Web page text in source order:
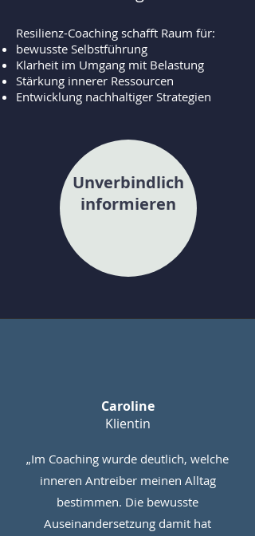
Resilienz-Coaching schafft Raum für:
bewusste Selbstführung
Klarheit im Umgang mit Belastung
Stärkung innerer Ressourcen
Entwicklung nachhaltiger Strategien
Unverbindlich
informieren
Caroline
Klientin
„Im Coaching wurde deutlich, welche
inneren Antreiber meinen Alltag
bestimmen. Die bewusste
Auseinandersetzung damit hat